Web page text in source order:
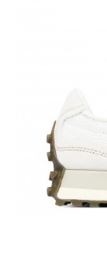
Running
Trail
Padel